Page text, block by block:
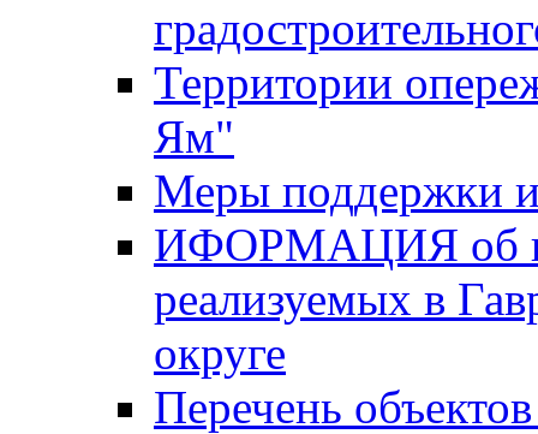
Территории
Ям"
Меры поддержки
ИФОРМАЦИЯ об
реализуемых в
округе
Перечень